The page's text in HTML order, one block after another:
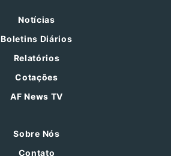
Notícias
Boletins Diários
Relatórios
Cotações
AF News TV
Sobre Nós
Contato